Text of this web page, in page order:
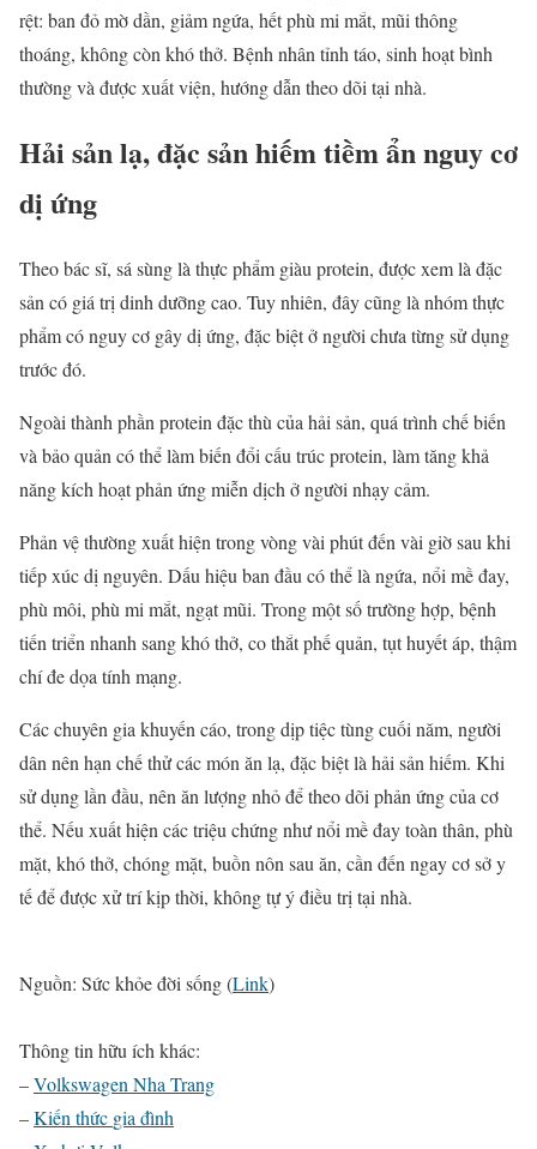
rệt: ban đỏ mờ dần, giảm ngứa, hết phù mi mắt, mũi thông
thoáng, không còn khó thở. Bệnh nhân tỉnh táo, sinh hoạt bình
thường và được xuất viện, hướng dẫn theo dõi tại nhà.
Hải sản lạ, đặc sản hiếm tiềm ẩn nguy cơ
dị ứng
Theo bác sĩ, sá sùng là thực phẩm giàu protein, được xem là đặc
sản có giá trị dinh dưỡng cao. Tuy nhiên, đây cũng là nhóm thực
phẩm có nguy cơ gây dị ứng, đặc biệt ở người chưa từng sử dụng
trước đó.
Ngoài thành phần protein đặc thù của hải sản, quá trình chế biến
và bảo quản có thể làm biến đổi cấu trúc protein, làm tăng khả
năng kích hoạt phản ứng miễn dịch ở người nhạy cảm.
Phản vệ thường xuất hiện trong vòng vài phút đến vài giờ sau khi
tiếp xúc dị nguyên. Dấu hiệu ban đầu có thể là ngứa, nổi mề đay,
phù môi, phù mi mắt, ngạt mũi. Trong một số trường hợp, bệnh
tiến triển nhanh sang khó thở, co thắt phế quản, tụt huyết áp, thậm
chí đe dọa tính mạng.
Các chuyên gia khuyến cáo, trong dịp tiệc tùng cuối năm, người
dân nên hạn chế thử các món ăn lạ, đặc biệt là hải sản hiếm. Khi
sử dụng lần đầu, nên ăn lượng nhỏ để theo dõi phản ứng của cơ
thể. Nếu xuất hiện các triệu chứng như nổi mề đay toàn thân, phù
mặt, khó thở, chóng mặt, buồn nôn sau ăn, cần đến ngay cơ sở y
tế để được xử trí kịp thời, không tự ý điều trị tại nhà.
Nguồn: Sức khỏe đời sống (Link)
Thông tin hữu ích khác:
–Volkswagen Nha Trang
–Kiến thức gia đình